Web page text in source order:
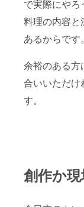
で実際にやろ
料理の内容と
あるからです。
余裕のある方
合いいただけ
す。
創作か